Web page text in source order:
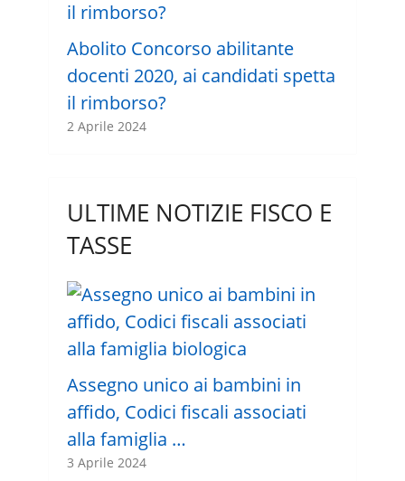
Abolito Concorso abilitante
docenti 2020, ai candidati spetta
il rimborso?
2 Aprile 2024
ULTIME NOTIZIE FISCO E
TASSE
Assegno unico ai bambini in
affido, Codici fiscali associati
alla famiglia …
3 Aprile 2024